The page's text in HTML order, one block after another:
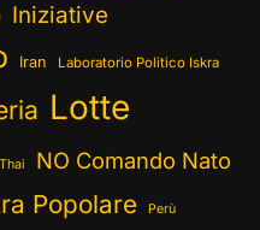
Iniziative
Iran Laboratorio Politico Iskra
Lotte
NO Comando Nato
Popolare Perù